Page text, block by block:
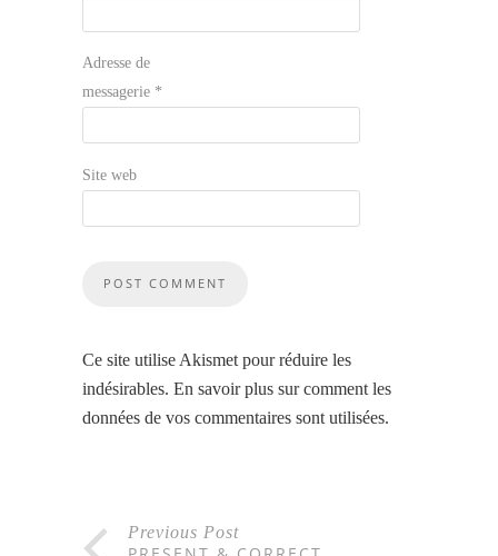
Adresse de
messagerie *
Site web
Ce site utilise Akismet pour réduire les
indésirables. En savoir plus sur comment les
données de vos commentaires sont utilisées.
Previous Post